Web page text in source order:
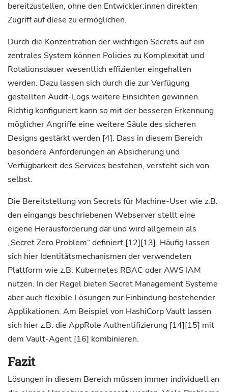
bereitzustellen, ohne den Entwickler:innen direkten
Zugriff auf diese zu ermöglichen.
Durch die Konzentration der wichtigen Secrets auf ein
zentrales System können Policies zu Komplexität und
Rotationsdauer wesentlich effizienter eingehalten
werden. Dazu lassen sich durch die zur Verfügung
gestellten Audit-Logs weitere Einsichten gewinnen.
Richtig konfiguriert kann so mit der besseren Erkennung
möglicher Angriffe eine weitere Säule des sicheren
Designs gestärkt werden [4]. Dass in diesem Bereich
besondere Anforderungen an Absicherung und
Verfügbarkeit des Services bestehen, versteht sich von
selbst.
Die Bereitstellung von Secrets für Machine-User wie z.B.
den eingangs beschriebenen Webserver stellt eine
eigene Herausforderung dar und wird allgemein als
„Secret Zero Problem“ definiert [12][13]. Häufig lassen
sich hier Identitätsmechanismen der verwendeten
Plattform wie z.B. Kubernetes RBAC oder AWS IAM
nutzen. In der Regel bieten Secret Management Systeme
aber auch flexible Lösungen zur Einbindung bestehender
Applikationen. Am Beispiel von HashiCorp Vault lassen
sich hier z.B. die AppRole Authentifizierung [14][15] mit
dem Vault-Agent [16] kombinieren.
Fazit
Lösungen in diesem Bereich müssen immer individuell an